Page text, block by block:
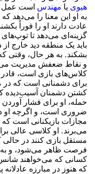
هیوی یا مهندس است عمل
به او این معنا را می‌دهد
عادت دارند او را فوراً
گزینه‌ای می‌دهد تا توپ‌های
باید یک منطقه دید خارج از
بشکند. به هر حال، وقتی
و نقاط ضعفش مدیریت
کلاس‌های بازی است،
برای دشمنانی است که در
کشتن دشمنان آسیب‌دیده
حمله، او برای فشار
ضروری است، و اگرچه او
مجازات بازیکنانی است
می‌برند. او کلاسی عالی
مستقل بازی کنند در
فرصت ظاهر می‌شود، و به
کسانی که می‌خواهند
که هنوز در مبارزه عادلانه